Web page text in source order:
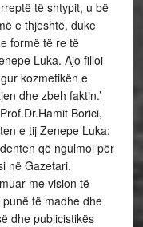
të shtypit, u bë
e thjeshtë, duke
formë të re të
Luka. Ajo filloi
kozmetikën e
dhe zbeh faktin.’
Borici,
e tij Zenepe Luka:
që ngulmoi për
në Gazetari.
me vision të
të madhe dhe
dhe publicistikës